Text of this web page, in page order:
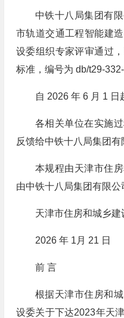
中铁十八局集团有
市轨道交通工程智能建
设委组织专家评审通过
标准，编号为 db/t29-332-
自 2026 年 6 月 1 日
各相关单位在实施
反馈给中铁十八局集团有
本规程由天津市住
由中铁十八局集团有限公
天津市住房和城乡建
2026 年 1月 21 日
前 言
根据天津市住房和
设委关于下达2023年天